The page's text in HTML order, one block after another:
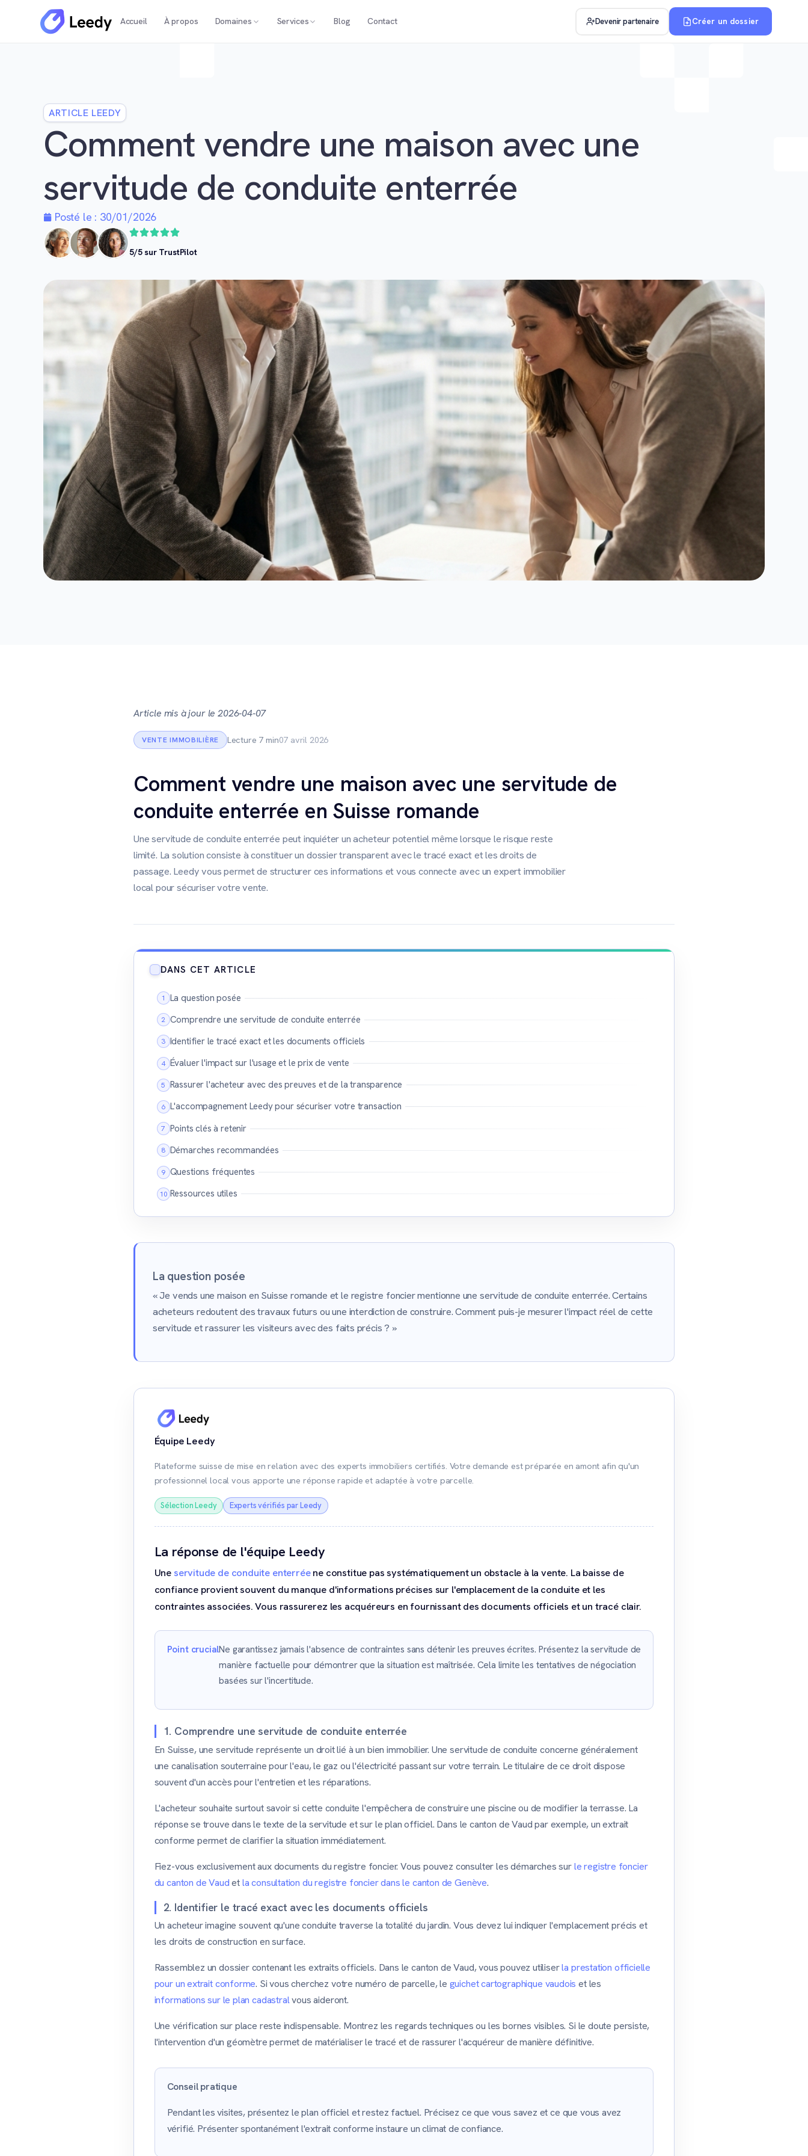
Accueil À propos Domaines Services Blog Contact Devenir partenaire Créer un dossier
ARTICLE LEEDY
Comment vendre une maison avec une
servitude de conduite enterrée
Posté le : 30/01/2026
5/5 sur TrustPilot
Article mis à jour le 2026-04-07
VENTE IMMOBILIÈRE Lecture 7 min07 avril 2026
Comment vendre une maison avec une servitude de
conduite enterrée en Suisse romande
Une servitude de conduite enterrée peut inquiéter un acheteur potentiel même lorsque le risque reste
limité. La solution consiste à constituer un dossier transparent avec le tracé exact et les droits de
passage. Leedy vous permet de structurer ces informations et vous connecte avec un expert immobilier
local pour sécuriser votre vente.
DANS CET ARTICLE
La question posée
Comprendre une servitude de conduite enterrée
Identifier le tracé exact et les documents officiels
Évaluer l'impact sur l'usage et le prix de vente
Rassurer l'acheteur avec des preuves et de la transparence
L'accompagnement Leedy pour sécuriser votre transaction
Points clés à retenir
Démarches recommandées
Questions fréquentes
Ressources utiles
La question posée
« Je vends une maison en Suisse romande et le registre foncier mentionne une servitude de conduite enterrée. Certains
acheteurs redoutent des travaux futurs ou une interdiction de construire. Comment puis-je mesurer l'impact réel de cette
servitude et rassurer les visiteurs avec des faits précis ? »
Équipe Leedy
Plateforme suisse de mise en relation avec des experts immobiliers certifiés. Votre demande est préparée en amont afin qu'un
professionnel local vous apporte une réponse rapide et adaptée à votre parcelle.
Sélection Leedy Experts vérifiés par Leedy
La réponse de l'équipe Leedy
Uneservitude de conduite enterréene constitue pas systématiquement un obstacle à la vente. La baisse de
confiance provient souvent du manque d'informations précises sur l'emplacement de la conduite et les
contraintes associées. Vous rassurerez les acquéreurs en fournissant des documents officiels et un tracé clair.
Point crucialNe garantissez jamais l'absence de contraintes sans détenir les preuves écrites. Présentez la servitude de
manière factuelle pour démontrer que la situation est maîtrisée. Cela limite les tentatives de négociation
basées sur l'incertitude.
1. Comprendre une servitude de conduite enterrée
En Suisse, une servitude représente un droit lié à un bien immobilier. Une servitude de conduite concerne généralement
une canalisation souterraine pour l'eau, le gaz ou l'électricité passant sur votre terrain. Le titulaire de ce droit dispose
souvent d'un accès pour l'entretien et les réparations.
L'acheteur souhaite surtout savoir si cette conduite l'empêchera de construire une piscine ou de modifier la terrasse. La
réponse se trouve dans le texte de la servitude et sur le plan officiel. Dans le canton de Vaud par exemple, un extrait
conforme permet de clarifier la situation immédiatement.
Fiez-vous exclusivement aux documents du registre foncier. Vous pouvez consulter les démarches surle registre foncier
du canton de Vaudetla consultation du registre foncier dans le canton de Genève.
2. Identifier le tracé exact avec les documents officiels
Un acheteur imagine souvent qu'une conduite traverse la totalité du jardin. Vous devez lui indiquer l'emplacement précis et
les droits de construction en surface.
Rassemblez un dossier contenant les extraits officiels. Dans le canton de Vaud, vous pouvez utiliserla prestation officielle
pour un extrait conforme. Si vous cherchez votre numéro de parcelle, le guichet cartographique vaudois et les
informations sur le plan cadastralvous aideront.
Une vérification sur place reste indispensable. Montrez les regards techniques ou les bornes visibles. Si le doute persiste,
l'intervention d'un géomètre permet de matérialiser le tracé et de rassurer l'acquéreur de manière définitive.
Conseil pratique
Pendant les visites, présentez le plan officiel et restez factuel. Précisez ce que vous savez et ce que vous avez
vérifié. Présenter spontanément l'extrait conforme instaure un climat de confiance.